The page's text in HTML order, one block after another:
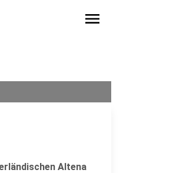
menu
Altena